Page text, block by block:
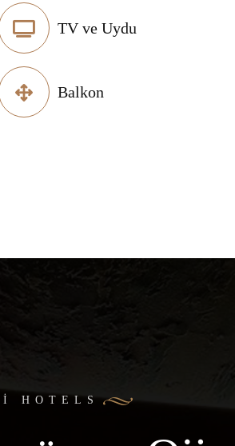
TV ve Uydu
Balkon
HOTELS